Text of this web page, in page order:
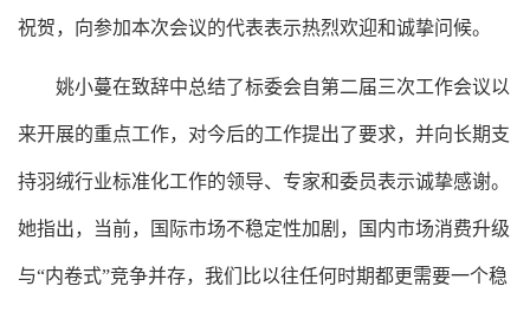
祝贺，向参加本次会议的代表表示热烈欢迎和诚挚问候。
姚小蔓在致辞中总结了标委会自第二届三次工作会议以
来开展的重点工作，对今后的工作提出了要求，并向长期支
持羽绒行业标准化工作的领导、专家和委员表示诚挚感谢。
她指出，当前，国际市场不稳定性加剧，国内市场消费升级
与“内卷式”竞争并存，我们比以往任何时期都更需要一个稳